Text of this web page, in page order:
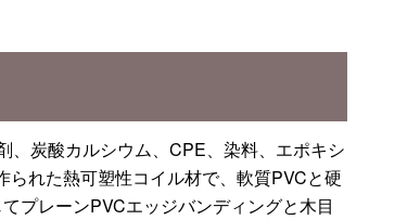
、炭酸カルシウム、CPE、染料、エポキシ
れた熱可塑性コイル材で、軟質PVCと硬
プレーンPVCエッジバンディングと木目